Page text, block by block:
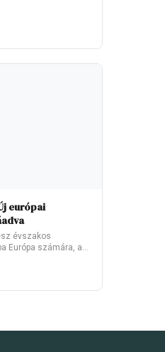
európai
évszakos
Európa számára, a